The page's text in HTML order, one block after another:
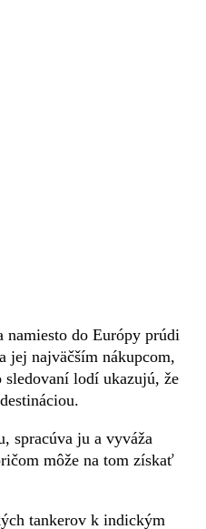
namiesto do Európy prúdi
jej najväčším nákupcom,
sledovaní lodí ukazujú, že
spracúva ju a vyváža
môže na tom získať
tankerov k indickým